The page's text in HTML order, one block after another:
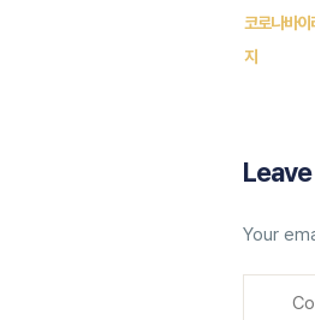
코로나바
지
Your